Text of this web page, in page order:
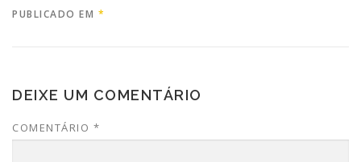
PUBLICADO EM *
DEIXE UM COMENTÁRIO
COMENTÁRIO *